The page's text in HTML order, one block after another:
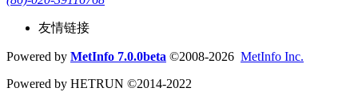
友情链接
Powered by MetInfo 7.0.0beta ©2008-2026 MetInfo Inc.
Powered by HETRUN ©2014-2022